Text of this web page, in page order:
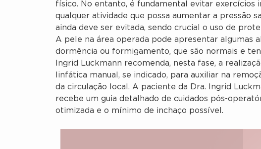
físico. No entanto, é fundamental evitar exercícios
qualquer atividade que possa aumentar a pressão
ainda deve ser evitada, sendo crucial o uso de
A pele na área operada pode apresentar algumas
dormência ou formigamento, que são normais e
Ingrid Luckmann recomenda, nesta fase, a
linfática manual, se indicado, para auxiliar na
da circulação local. A paciente da Dra. Ingrid
recebe um guia detalhado de cuidados pós-
otimizada e o mínimo de inchaço possível.